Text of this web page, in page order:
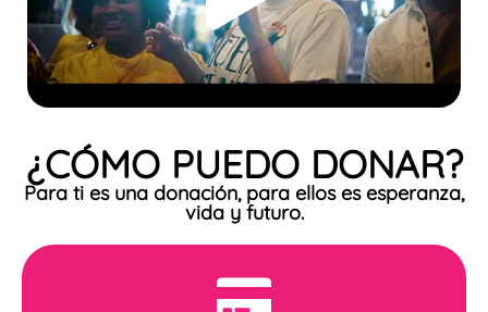
¿CÓMO PUEDO DONAR?
Para ti es una donación, para ellos es esperanza,
vida y futuro.